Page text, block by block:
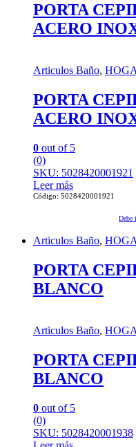
PORTA
ACERO
Articulos Baño,
PORTA
ACERO
0 out of 5
(0)
SKU: 5028420001921
Leer más
Código: 5028420001921
Debe
Articulos Baño,
PORTA
BLANCO
Articulos Baño,
PORTA
BLANCO
0 out of 5
(0)
SKU: 5028420001938